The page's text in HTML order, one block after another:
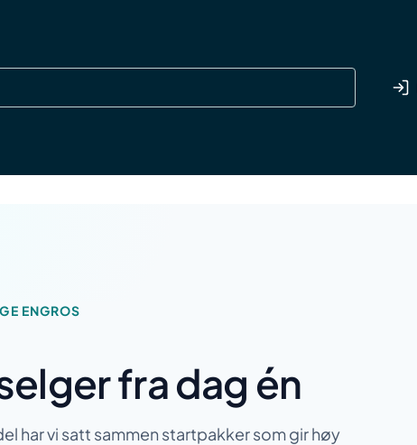
ENGROS
fra dag én
har vi satt sammen startpakker som gir høy